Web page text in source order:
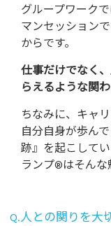
グループワーク
マンセッション
からです。
仕事だけでなく
らえるような関
ちなみに、キャ
自分自身が歩ん
跡』を起こして
ランプ®はそんな
Q.人との関りを大